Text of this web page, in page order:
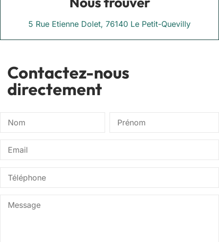
5 Rue Etienne Dolet, 76140 Le Petit-Quevilly
Contactez-nous
directement